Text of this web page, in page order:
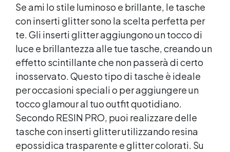
Se ami lo stile luminoso e brillante, le tasche
con inserti glitter sono la scelta perfetta per
te. Gli inserti glitter aggiungono un tocco di
luce e brillantezza alle tue tasche, creando un
effetto scintillante che non passerà di certo
inosservato. Questo tipo di tasche è ideale
per occasioni speciali o per aggiungere un
tocco glamour al tuo outfit quotidiano.
Secondo RESIN PRO, puoi realizzare delle
tasche con inserti glitter utilizzando resina
epossidica trasparente e glitter colorati. Su